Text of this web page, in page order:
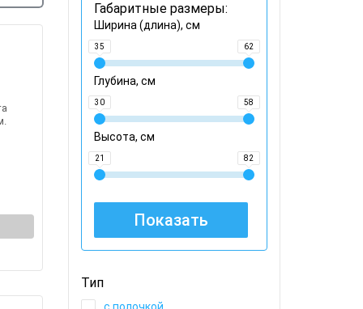
Габаритные размеры:
Ширина (длина), см
35 62
Глубина, см
30 58
Высота, см
21 82
Тип